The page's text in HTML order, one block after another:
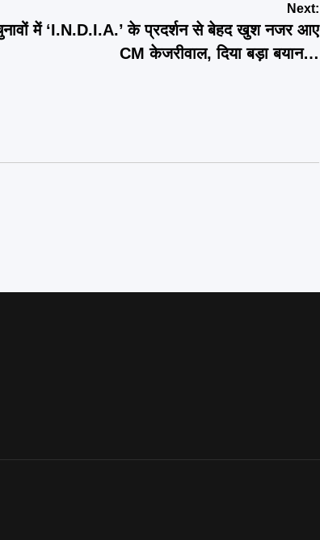
Next:
में ‘I.N.D.I.A.’ के प्रदर्शन से बेहद खुश नजर आए
CM केजरीवाल, दिया बड़ा बयान…